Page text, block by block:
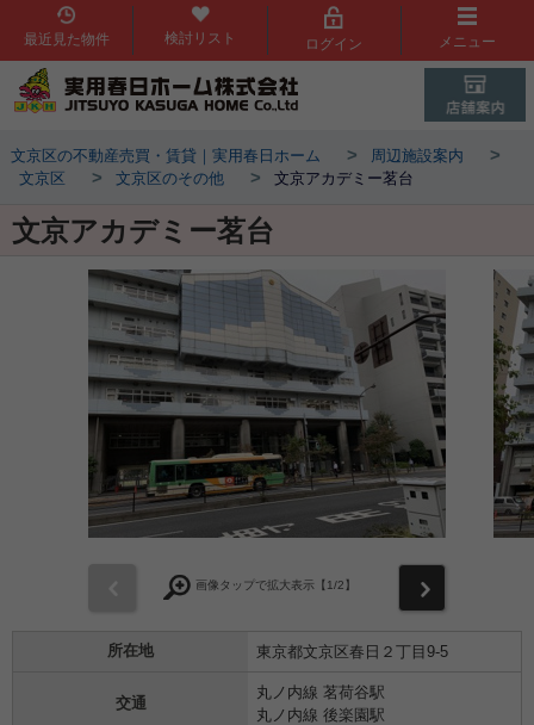
最近見た物件 検討リスト ログイン メニュー
文京区の不動産売買・賃貸｜実用春日ホーム > 周辺施設案内 >
文京区 > 文京区のその他 > 文京アカデミー茗台
文京アカデミー茗台
画像タップで拡大表示【 1/2】
所在地 東京都文京区春日２丁目9-5
交通
丸ノ内線 茗荷谷駅
丸ノ内線 後楽園駅